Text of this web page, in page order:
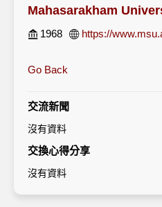
Mahasarakham
1968 https://
Go Back
交流新聞
沒有資料
交換心得分享
沒有資料